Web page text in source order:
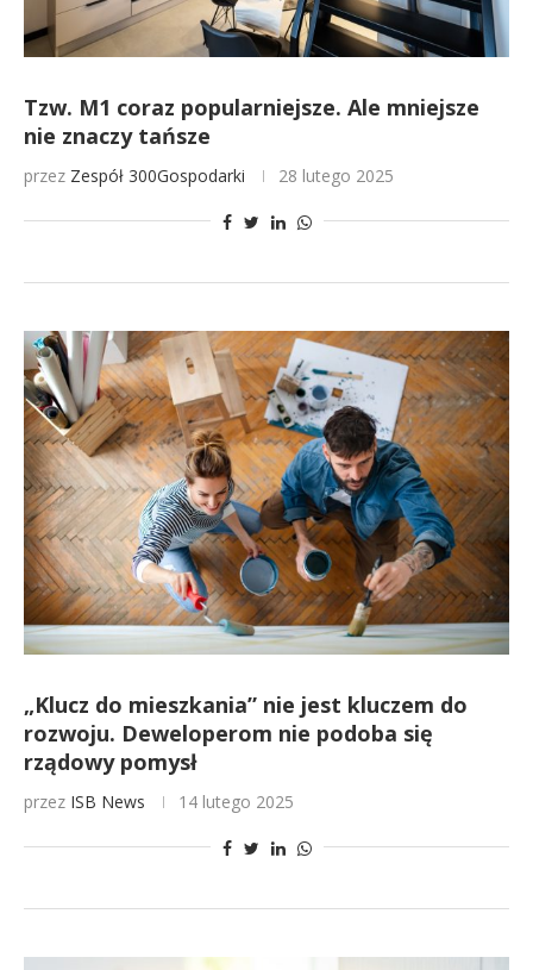
Tzw. M1 coraz popularniejsze. Ale mniejsze
nie znaczy tańsze
przez Zespół 300Gospodarki 28 lutego 2025
„Klucz do mieszkania” nie jest kluczem do
rozwoju. Deweloperom nie podoba się
rządowy pomysł
przez ISB News 14 lutego 2025